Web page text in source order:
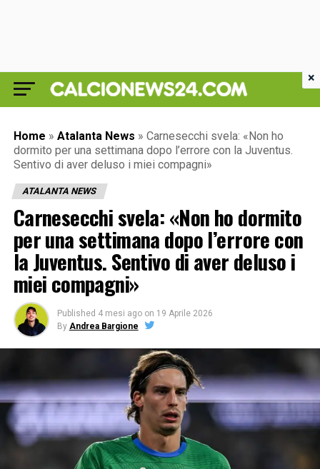
Home » Atalanta News » Carnesecchi svela: «Non ho
dormito per una settimana dopo l’errore con la Juventus.
Sentivo di aver deluso i miei compagni»
ATALANTA NEWS
Carnesecchi svela: «Non ho dormito
per una settimana dopo l’errore con
la Juventus. Sentivo di aver deluso i
miei compagni»
Published 4 mesi ago on 19 Aprile 2026
By Andrea Bargione
×